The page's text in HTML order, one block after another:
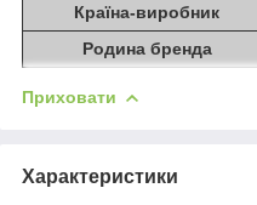
Країна-виробник
Родина бренда
Приховати
Характеристики